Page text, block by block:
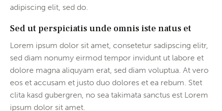
adipiscing elit, sed do.
Sed ut perspiciatis unde omnis iste natus et
Lorem ipsum dolor sit amet, consetetur sadipscing elitr,
sed diam nonumy eirmod tempor invidunt ut labore et
dolore magna aliquyam erat, sed diam voluptua. At vero
eos et accusam et justo duo dolores et ea rebum. Stet
clita kasd gubergren, no sea takimata sanctus est Lorem
ipsum dolor sit amet.